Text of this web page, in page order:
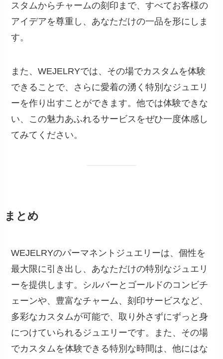
スタムからチャームの刻印まで、すべてお客様の
アイデアを尊重し、あなただけの一品を形にしま
す。
また、WEJELRYでは、その場でカスタムを体験
できることで、さらに愛着の湧く特別なジュエリ
ーを作り出すことができます。他では体験できな
い、この魅力あふれるサービスをぜひ一度体感し
てみてください。
まとめ
WEJELRYのパーマネントジュエリーは、個性を
最大限に引き出し、あなただけの特別なジュエリ
ーを提供します。シルバーとゴールドのコンビチ
ェーンや、豊富なチャーム、刻印サービスなど、
多彩なカスタムが可能で、取り外さずにずっと身
につけていられるジュエリーです。また、その場
でカスタムを体験できる特別な時間は、他にはな